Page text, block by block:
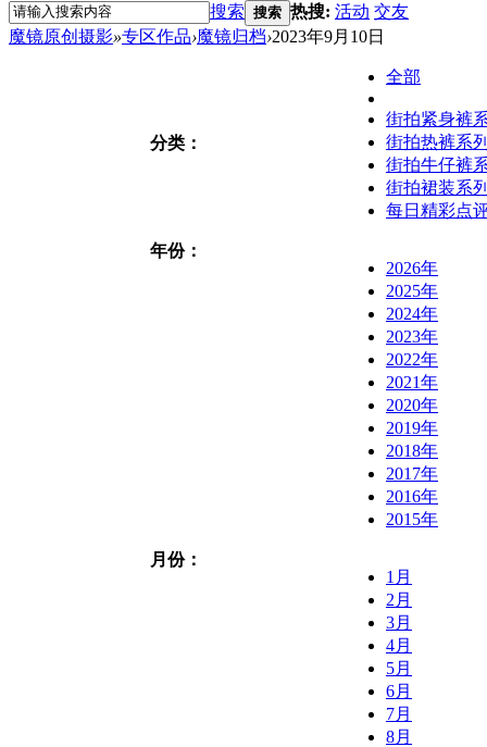
搜索 搜索 热搜: 活动 交友
魔镜原创摄影»专区作品›魔镜归档›2023年9月10日
分类：
全部
街拍紧身裤
街拍热裤系
街拍牛仔裤
街拍裙装系
每日精彩点
年份：
2026年
2025年
2024年
2023年
2022年
2021年
2020年
2019年
2018年
2017年
2016年
2015年
月份：
1月
2月
3月
4月
5月
6月
7月
8月